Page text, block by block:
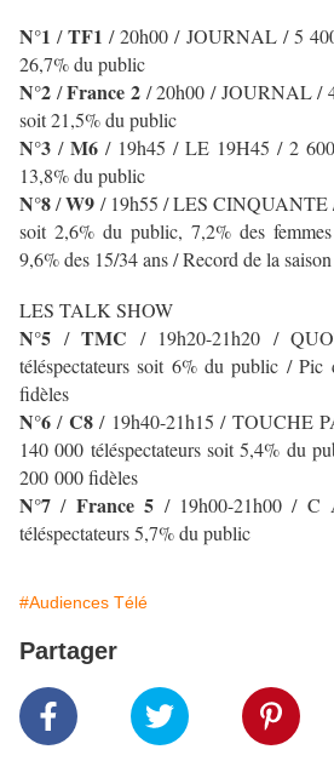
N°1 /TF1 /20h00 / JOURNAL / 5
26,7% du public
N°2 /France 2 / 20h00 / JOURNAL /
soit 21,5% du public
N°3 / M6 / 19h45 / LE 19H45 / 2
13,8% du public
N°8/W9 / 19h55 / LES CINQUANTE
soit 2,6% du public, 7,2% des
9,6% des 15/34 ans / Record de la saison
LES TALK SHOW
N°5 / TMC / 19h20-21h20 /
téléspectateurs soit 6% du public / Pic
fidèles
N°6/ C8/ 19h40-21h15 / TOUCHE
140 000 téléspectateurs soit 5,4% du
200 000 fidèles
N°7/ France 5 / 19h00-21h00 /
téléspectateurs 5,7% du public
#Audiences Télé
Partager